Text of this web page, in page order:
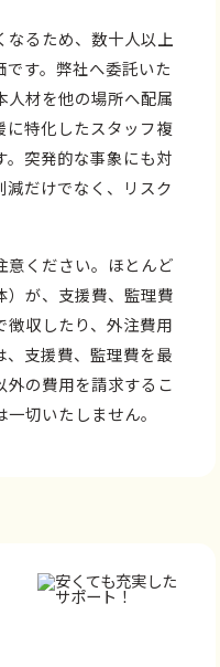
なるため、数十人以上
す。弊社へ委託いた
人材を他の場所へ配属
に特化したスタッフ複
。突発的な事象にも対
だけでなく、リスク
意ください。ほとんど
）が、支援費、監理費
収したり、外注費用
、支援費、監理費を最
外の費用を請求するこ
切いたしません。